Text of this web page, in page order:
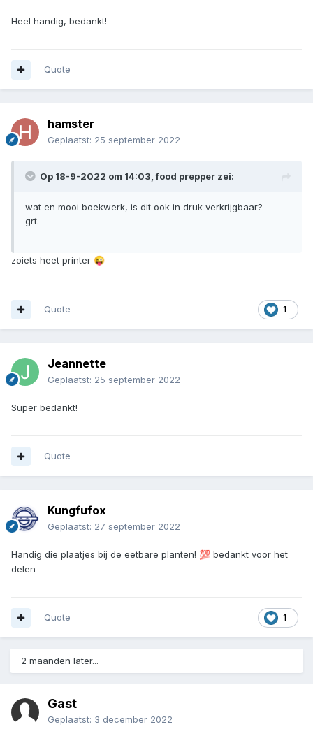
Heel handig, bedankt!
Quote
hamster
Geplaatst: 25 september 2022
Op 18-9-2022 om 14:03,food prepper zei:
wat en mooi boekwerk, is dit ook in druk verkrijgbaar?
grt.
zoiets heet printer 😜
1
Quote
Jeannette
Geplaatst: 25 september 2022
Super bedankt!
Quote
Kungfufox
Geplaatst: 27 september 2022
Handig die plaatjes bij de eetbare planten! 💯 bedankt voor het
delen
1
Quote
2 maanden later...
Gast
Geplaatst: 3 december 2022